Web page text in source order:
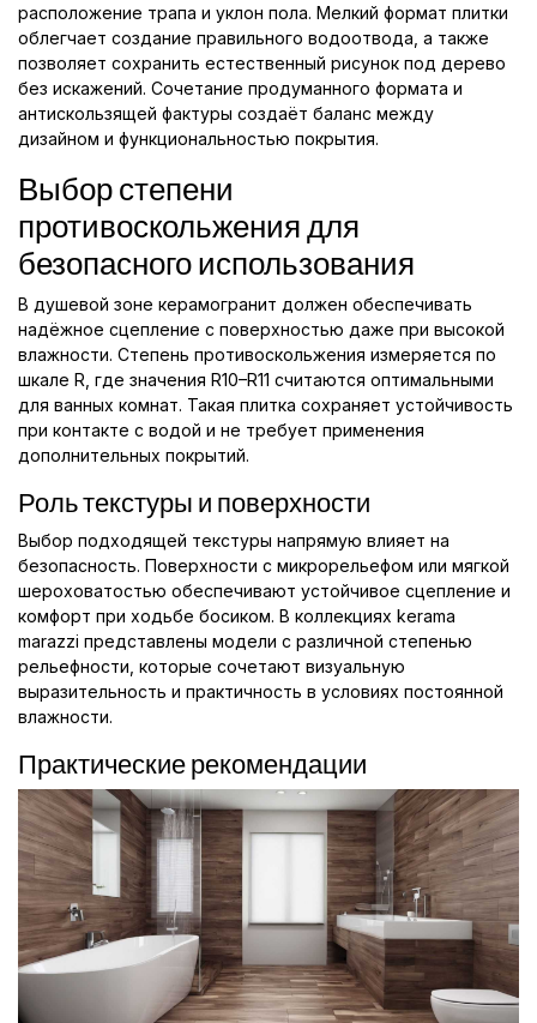
расположение трапа и уклон пола. Мелкий формат плитки
облегчает создание правильного водоотвода, а также
позволяет сохранить естественный рисунок под дерево
без искажений. Сочетание продуманного формата и
антискользящей фактуры создаёт баланс между
дизайном и функциональностью покрытия.
Выбор степени
противоскольжения для
безопасного использования
В душевой зоне керамогранит должен обеспечивать
надёжное сцепление с поверхностью даже при высокой
влажности. Степень противоскольжения измеряется по
шкале R, где значения R10–R11 считаются оптимальными
для ванных комнат. Такая плитка сохраняет устойчивость
при контакте с водой и не требует применения
дополнительных покрытий.
Роль текстуры и поверхности
Выбор подходящей текстуры напрямую влияет на
безопасность. Поверхности с микрорельефом или мягкой
шероховатостью обеспечивают устойчивое сцепление и
комфорт при ходьбе босиком. В коллекциях kerama
marazzi представлены модели с различной степенью
рельефности, которые сочетают визуальную
выразительность и практичность в условиях постоянной
влажности.
Практические рекомендации